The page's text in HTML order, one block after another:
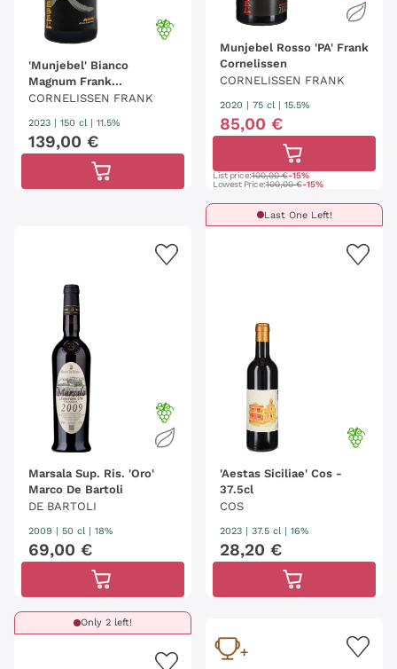
'Munjebel' Bianco
Magnum Frank
Cornelissen
CORNELISSEN FRANK
2023 150 cl | 11.5%
139,00 €
Munjebel Rosso 'PA' Frank
Cornelissen
CORNELISSEN FRANK
2020 75 cl | 15.5%
85,00 €
List price:100,00 €-15%
Lowest Price:100,00 €-15%
Marsala Sup. Ris. 'Oro'
Marco De Bartoli
DE BARTOLI
2009 | 50 cl | 18%
69,00 €
Last One Left!
'Aestas Siciliae' Cos -
37.5cl
COS
2023 | 37.5 cl | 16%
28,20 €
Only 2 left!